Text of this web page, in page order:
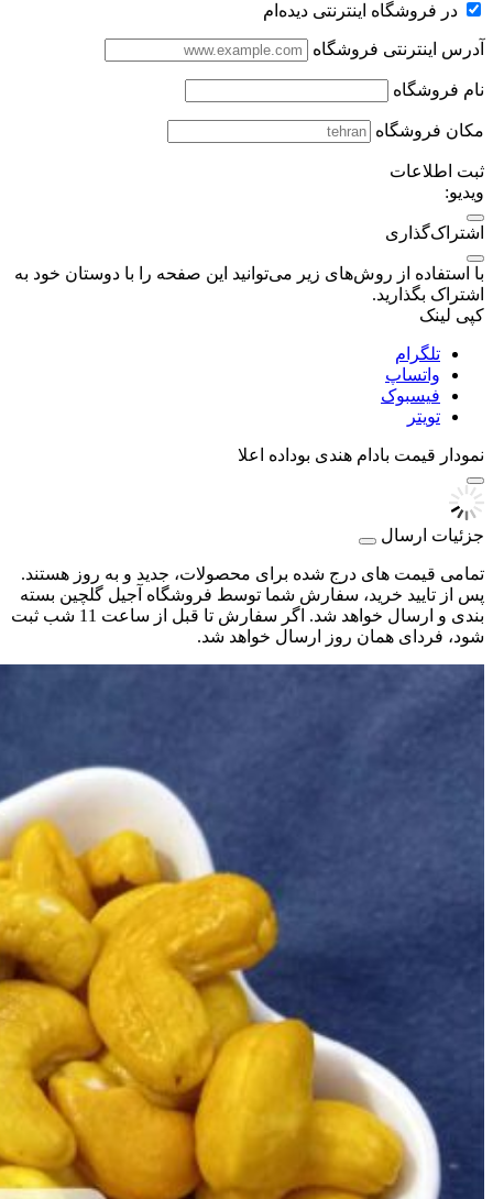
در فروشگاه اینترنتی دیده‌ام
آدرس اینترنتی فروشگاه
نام فروشگاه
مکان فروشگاه
ثبت اطلاعات
ویدیو:
اشتراک‌گذاری
با استفاده از روش‌های زیر می‌توانید این صفحه را با دوستان خود به
اشتراک بگذارید.
کپی لینک
تلگرام
واتساپ
فیسبوک
تویتر
نمودار قیمت بادام هندی بوداده اعلا
جزئیات ارسال
تمامی قیمت های درج شده برای محصولات، جدید و به روز هستند.
پس از تایید خرید، سفارش شما توسط فروشگاه آجیل گلچین بسته
بندی و ارسال خواهد شد. اگر سفارش تا قبل از ساعت 11 شب ثبت
شود، فردای همان روز ارسال خواهد شد.